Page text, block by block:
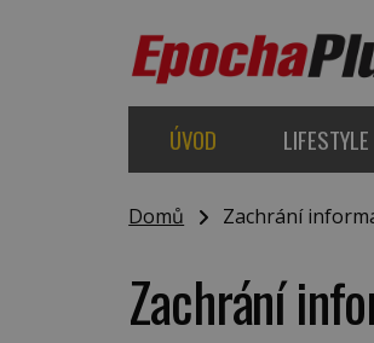
ÚVOD LIFESTYLE
Domů Zachrání
Zachrání